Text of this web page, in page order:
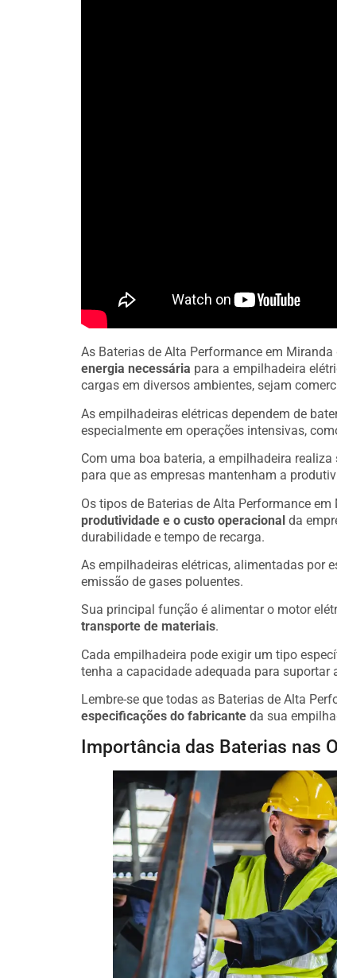
As Baterias de Alta Performance em
energia necessária para a empilhadeira
cargas em diversos ambientes, sejam
As empilhadeiras elétricas dependem de
especialmente em operações intensivas,
Com uma boa bateria, a empilhadeira
para que as empresas mantenham a
Os tipos de Baterias de Alta Performance
produtividade e o custo operacional da
durabilidade e tempo de recarga.
As empilhadeiras elétricas, alimentadas por
emissão de gases poluentes.
Sua principal função é alimentar o motor
transporte de materiais.
Cada empilhadeira pode exigir um tipo
tenha a capacidade adequada para suportar
Lembre-se que todas as Baterias de Alta
especificações do fabricante da sua
Importância das Baterias nas